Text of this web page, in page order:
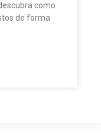
como
de forma